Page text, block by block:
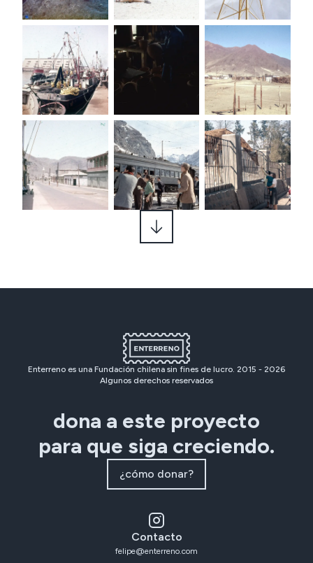
Enterreno es una Fundación chilena sin fines de lucro. 2015 - 2026
Algunos derechos reservados
dona a este proyecto
para que siga creciendo.
¿cómo donar?
Contacto
felipe@enterreno.com